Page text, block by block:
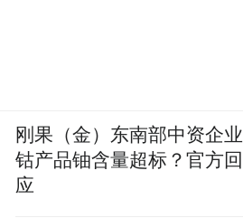
刚果（金）东南部中资企业
钴产品铀含量超标？官方回
应